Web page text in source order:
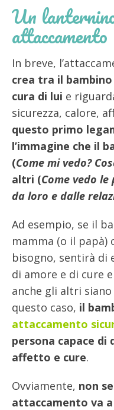
Un
attaccamento
In breve,
crea tra il
cura di lui e
sicurezza, calore,
questo primo
l’immagine che il
(Come mi vedo?
altri (Come vedo
da loro e dalle
Ad esempio, se il
mamma (o il papà)
bisogno, sentirà di
di amore e di cure
anche gli altri
questo caso, il
attaccamento
persona capace di
affetto e cure.
Ovviamente, non
attaccamento va